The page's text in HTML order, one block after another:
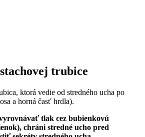
trubice
ktorá vedie od stredného ucha po
a horná časť hrdla).
tlak cez bubienkovú
chráni stredné ucho pred